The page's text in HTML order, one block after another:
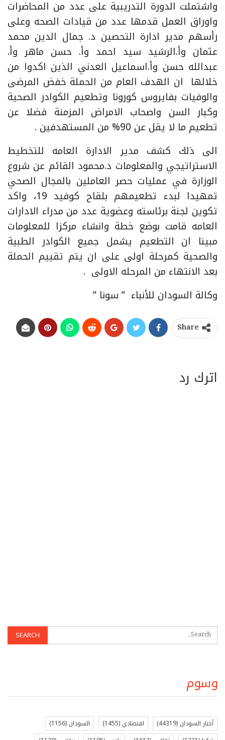
واشتملت الدورة التدريبية على عدد من المحاضرات
واوراق العمل قدمها عدد من قيادات الصحه وعلى
رأسهم مدير ادارة التحصين د. جمال الدين محمد
عثمان وأ.الرشيد سيد احمد وأ. حسن ماهر وأ.
عبدالله حسن وأ.اسماعيل العدني الذين اكدوا من
خلالها ان الهدف العام من الحملة خفض المرضى
والوفيات بفايروس كورونا وتطعيم الكوادر الصحية
وكبار السن واصحاب الامراض المزمنة فضلا عن
تطعيم ما لا يقل عن 90% من المستهدفين .
الى ذلك كشف مدير الادارة العامه للتخطيط
الاستراتيجي والمعلومات د.محمود القائم عن شروع
الوزارة في عمليات حصر العاملين بالمجال الصحي
تمهيدا لبدء تطعيمهم بلقاح كوفيد 19، واكد
تكوين لجنة برئاسته وعضوية عدد من مدراء الادارات
العامه قامت بوضع خطة وانشاء مركزا للمعلومات
مبينا ان التطعيم يشمل جميع الكوادر الطبية
والصحية كمرحلة اولى على ان يتم تقييم الحملة
بعد الانتهاء من المرحله الاولى .
وكالة السودان للأنباء ” سونا ”
Share
اترك رد
وسوم
أخبار السودان (44319) اقتصادي (1455) السودان (1156)